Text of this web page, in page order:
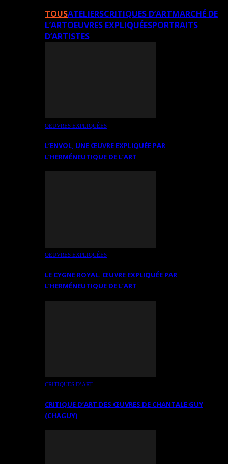
TOUSATELIERSCRITIQUES D’ARTMARCHÉ DE
L’ARTOEUVRES EXPLIQUÉESPORTRAITS
D’ARTISTES
OEUVRES EXPLIQUÉES
L’ENVOL, UNE ŒUVRE EXPLIQUÉE PAR
L’HERMÉNEUTIQUE DE L’ART
OEUVRES EXPLIQUÉES
LE CYGNE ROYAL. ŒUVRE EXPLIQUÉE PAR
L’HERMÉNEUTIQUE DE L’ART
CRITIQUES D’ART
CRITIQUE D’ART DES ŒUVRES DE CHANTALE GUY
(CHAGUY)